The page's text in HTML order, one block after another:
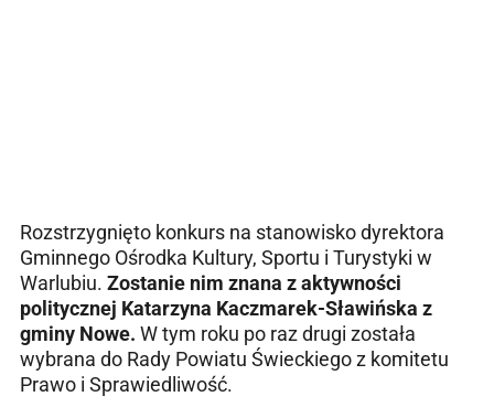
Rozstrzygnięto konkurs na stanowisko dyrektora
Gminnego Ośrodka Kultury, Sportu i Turystyki w
Warlubiu. Zostanie nim znana z aktywności
politycznej Katarzyna Kaczmarek-Sławińska z
gminy Nowe. W tym roku po raz drugi została
wybrana do Rady Powiatu Świeckiego z komitetu
Prawo i Sprawiedliwość.